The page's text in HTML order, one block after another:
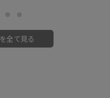
全て見る